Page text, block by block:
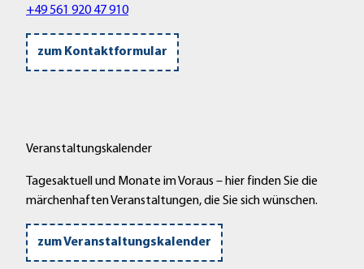
+49 561 920 47 910
zum Kontaktformular
Veranstaltungskalender
Tagesaktuell und Monate im Voraus – hier finden Sie die
märchenhaften Veranstaltungen, die Sie sich wünschen.
zum Veranstaltungskalender